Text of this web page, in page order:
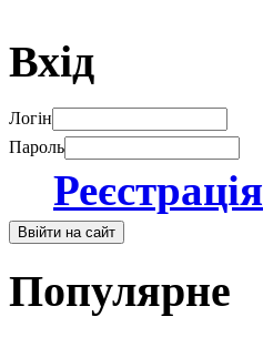
Вхід
Логін
Пароль
Реєстрація
Популярне